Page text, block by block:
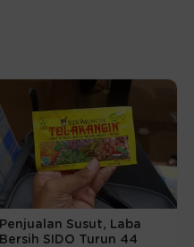
Penjualan Susut, Laba
Bersih SIDO Turun 44